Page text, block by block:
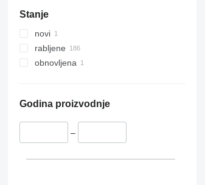
Stanje
novi
rabljene
obnovljena
Godina proizvodnje
–